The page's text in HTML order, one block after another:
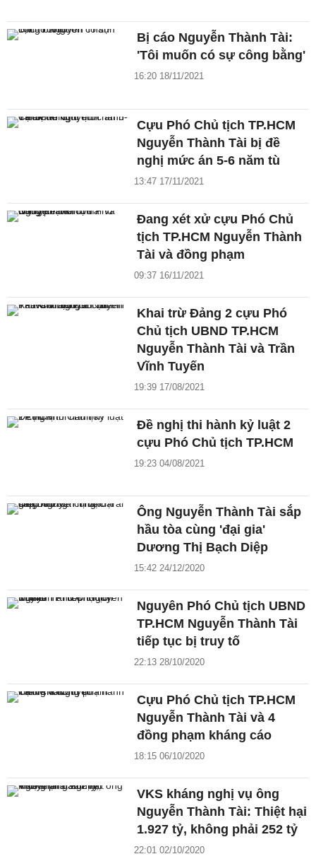
Bị cáo Nguyễn Thành Tài:
'Tôi muốn có sự công bằng'
16:20 18/11/2021
Cựu Phó Chủ tịch TP.HCM
Nguyễn Thành Tài bị đề
nghị mức án 5-6 năm tù
13:47 17/11/2021
Đang xét xử cựu Phó Chủ
tịch TP.HCM Nguyễn Thành
Tài và đồng phạm
09:37 16/11/2021
Khai trừ Đảng 2 cựu Phó
Chủ tịch UBND TP.HCM
Nguyễn Thành Tài và Trần
Vĩnh Tuyến
19:39 17/08/2021
Đề nghị thi hành kỷ luật 2
cựu Phó Chủ tịch TP.HCM
19:23 04/08/2021
Ông Nguyễn Thành Tài sắp
hầu tòa cùng 'đại gia'
Dương Thị Bạch Diệp
15:42 24/12/2020
Nguyên Phó Chủ tịch UBND
TP.HCM Nguyễn Thành Tài
tiếp tục bị truy tố
22:13 28/10/2020
Cựu Phó Chủ tịch TP.HCM
Nguyễn Thành Tài và 4
đồng phạm kháng cáo
18:15 06/10/2020
VKS kháng nghị vụ ông
Nguyễn Thành Tài: Thiệt hại
1.927 tỷ, không phải 252 tỷ
22:01 02/10/2020